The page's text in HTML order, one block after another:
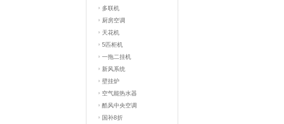
多联机
厨房空调
天花机
5匹柜机
一拖二挂机
新风系统
壁挂炉
空气能热水器
酷风中央空调
国补8折